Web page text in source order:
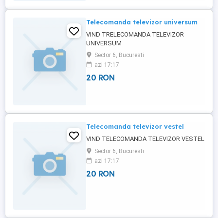
Telecomanda televizor universum
VIND TRELECOMANDA TELEVIZOR
UNIVERSUM
Sector 6, Bucuresti
azi 17:17
20 RON
Telecomanda televizor vestel
VIND TELECOMANDA TELEVIZOR VESTEL
Sector 6, Bucuresti
azi 17:17
20 RON